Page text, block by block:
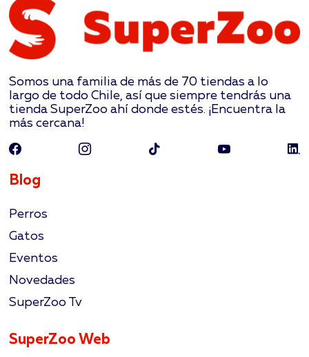
Somos una familia de más de 70 tiendas a lo
largo de todo Chile, así que siempre tendrás una
tienda SuperZoo ahí donde estés. ¡Encuentra la
más cercana!
Blog
Perros
Gatos
Eventos
Novedades
SuperZoo Tv
SuperZoo Web